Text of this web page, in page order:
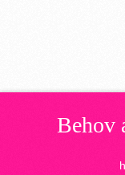
Behov